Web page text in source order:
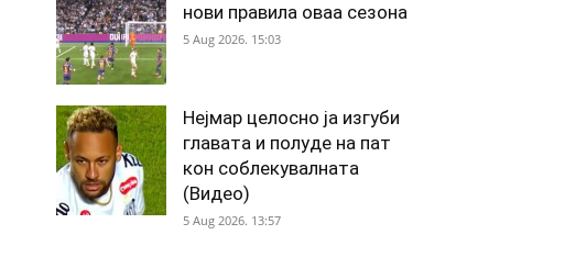
нови правила оваа сезона
5 Aug 2026. 15:03
Нејмар целосно ја изгуби
главата и полуде на пат
кон соблекувалната
(Видео)
5 Aug 2026. 13:57